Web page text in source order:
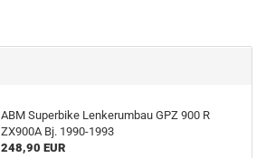
ABM Superbike Lenkerumbau GPZ 900 R
ZX900A Bj. 1990-1993
248,90 EUR